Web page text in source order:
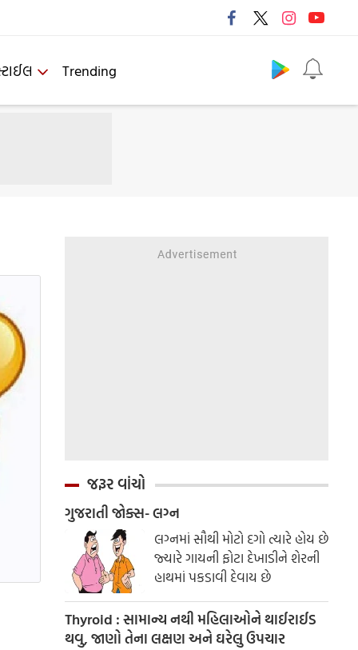
Trending
જરૂર વાંચો
ગુજરાતી જોક્સ- લગ્ન
લગ્નમાં સૌથી મોટો દગો ત્યારે હોય છે
જ્યારે ગાયની ફોટા દેખાડીને શેરની
હાથમાં પકડાવી દેવાય છે
Thyroid : સામાન્ય નથી મહિલાઓને થાઈરાઈડ
થવુ, જાણો તેના લક્ષણ અને ઘરેલુ ઉપચાર